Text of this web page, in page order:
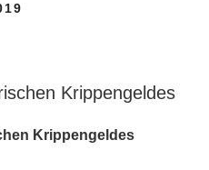
Krippengeldes
Krippengeldes